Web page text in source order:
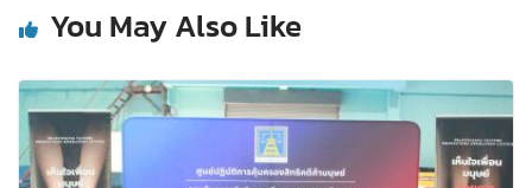
You May Also Like